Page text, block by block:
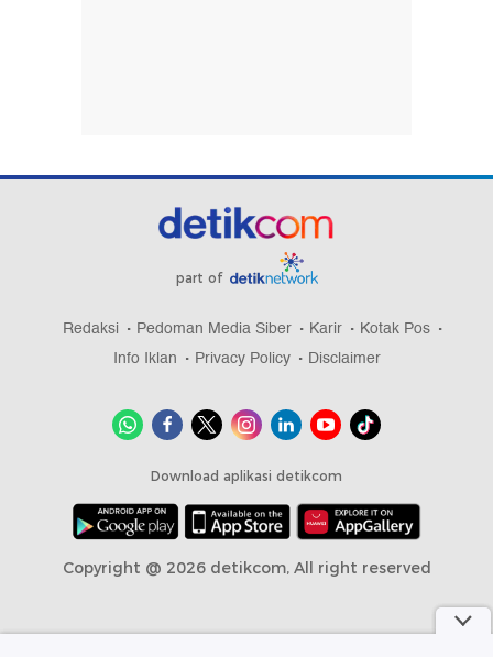
part of
Redaksi Pedoman Media Siber Karir
Kotak Pos
Info Iklan
Privacy Policy Disclaimer
Download aplikasi detikcom
Copyright @ 2026 detikcom, All right reserved